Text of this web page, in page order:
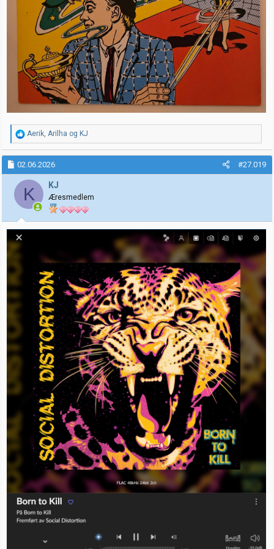
R
e
a
k
s
j
o
e
r
:
Aerik, Arilha og KJ
02.06.2026 #27.019
K KJ
Æresmedlem